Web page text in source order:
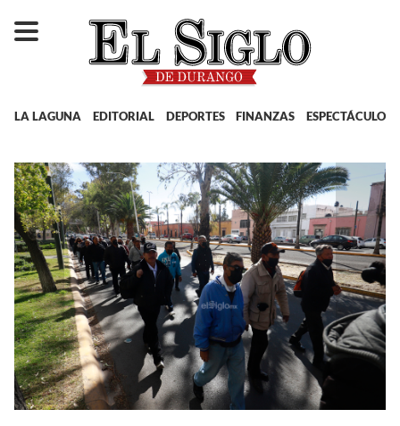
LA LAGUNA EDITORIAL DEPORTES FINANZAS ESPECTÁCULOS